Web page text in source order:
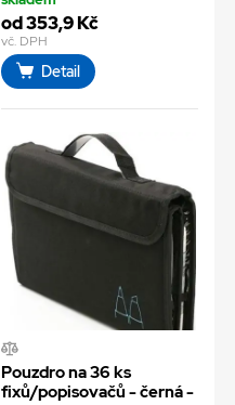
od 353,9 Kč
vč. DPH
Detail
Pouzdro na 36 ks
fixů/popisovačů - černá -